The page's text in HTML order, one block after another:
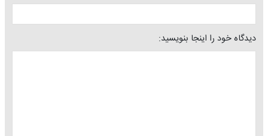
دیدگاه خود را اینجا بنویسید: